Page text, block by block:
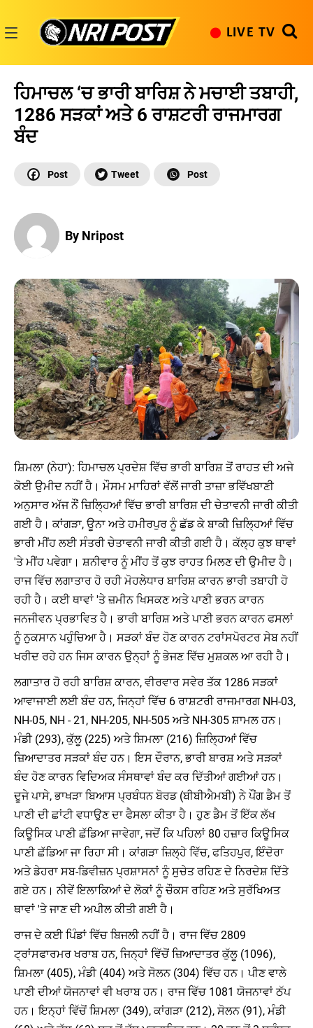
content
LIVE TV
ਹਿਮਾਚਲ ‘ਚ ਭਾਰੀ ਬਾਰਿਸ਼ ਨੇ ਮਚਾਈ ਤਬਾਹੀ,
1286 ਸੜਕਾਂ ਅਤੇ 6 ਰਾਸ਼ਟਰੀ ਰਾਜਮਾਰਗ
ਬੰਦ
By Nripost
ਸ਼ਿਮਲਾ (ਨੇਹਾ): ਹਿਮਾਚਲ ਪ੍ਰਦੇਸ਼ ਵਿੱਚ ਭਾਰੀ ਬਾਰਿਸ਼ ਤੋਂ ਰਾਹਤ ਦੀ ਅਜੇ
ਕੋਈ ਉਮੀਦ ਨਹੀਂ ਹੈ। ਮੌਸਮ ਮਾਹਿਰਾਂ ਵੱਲੋਂ ਜਾਰੀ ਤਾਜ਼ਾ ਭਵਿੱਖਬਾਣੀ
ਅਨੁਸਾਰ ਅੱਜ ਨੌਂ ਜ਼ਿਲ੍ਹਿਆਂ ਵਿੱਚ ਭਾਰੀ ਬਾਰਿਸ਼ ਦੀ ਚੇਤਾਵਨੀ ਜਾਰੀ ਕੀਤੀ
ਗਈ ਹੈ। ਕਾਂਗੜਾ, ਊਨਾ ਅਤੇ ਹਮੀਰਪੁਰ ਨੂੰ ਛੱਡ ਕੇ ਬਾਕੀ ਜ਼ਿਲ੍ਹਿਆਂ ਵਿੱਚ
ਭਾਰੀ ਮੀਂਹ ਲਈ ਸੰਤਰੀ ਚੇਤਾਵਨੀ ਜਾਰੀ ਕੀਤੀ ਗਈ ਹੈ। ਕੱਲ੍ਹ ਕੁਝ ਥਾਵਾਂ
'ਤੇ ਮੀਂਹ ਪਵੇਗਾ। ਸ਼ਨੀਵਾਰ ਨੂੰ ਮੀਂਹ ਤੋਂ ਕੁਝ ਰਾਹਤ ਮਿਲਣ ਦੀ ਉਮੀਦ ਹੈ।
ਰਾਜ ਵਿੱਚ ਲਗਾਤਾਰ ਹੋ ਰਹੀ ਮੋਹਲੇਧਾਰ ਬਾਰਿਸ਼ ਕਾਰਨ ਭਾਰੀ ਤਬਾਹੀ ਹੋ
ਰਹੀ ਹੈ। ਕਈ ਥਾਵਾਂ 'ਤੇ ਜ਼ਮੀਨ ਖਿਸਕਣ ਅਤੇ ਪਾਣੀ ਭਰਨ ਕਾਰਨ
ਜਨਜੀਵਨ ਪ੍ਰਭਾਵਿਤ ਹੈ। ਭਾਰੀ ਬਾਰਿਸ਼ ਅਤੇ ਪਾਣੀ ਭਰਨ ਕਾਰਨ ਫਸਲਾਂ
ਨੂੰ ਨੁਕਸਾਨ ਪਹੁੰਚਿਆ ਹੈ। ਸੜਕਾਂ ਬੰਦ ਹੋਣ ਕਾਰਨ ਟਰਾਂਸਪੋਰਟਰ ਸੇਬ ਨਹੀਂ
ਖਰੀਦ ਰਹੇ ਹਨ ਜਿਸ ਕਾਰਨ ਉਨ੍ਹਾਂ ਨੂੰ ਭੇਜਣ ਵਿੱਚ ਮੁਸ਼ਕਲ ਆ ਰਹੀ ਹੈ।
ਲਗਾਤਾਰ ਹੋ ਰਹੀ ਬਾਰਿਸ਼ ਕਾਰਨ, ਵੀਰਵਾਰ ਸਵੇਰ ਤੱਕ 1286 ਸੜਕਾਂ
ਆਵਾਜਾਈ ਲਈ ਬੰਦ ਹਨ, ਜਿਨ੍ਹਾਂ ਵਿੱਚ 6 ਰਾਸ਼ਟਰੀ ਰਾਜਮਾਰਗ NH-03,
NH-05, NH - 21, NH-205, NH-505 ਅਤੇ NH-305 ਸ਼ਾਮਲ ਹਨ।
ਮੰਡੀ (293), ਕੁੱਲੂ (225) ਅਤੇ ਸ਼ਿਮਲਾ (216) ਜ਼ਿਲ੍ਹਿਆਂ ਵਿੱਚ
ਜ਼ਿਆਦਾਤਰ ਸੜਕਾਂ ਬੰਦ ਹਨ। ਇਸ ਦੌਰਾਨ, ਭਾਰੀ ਬਾਰਸ਼ ਅਤੇ ਸੜਕਾਂ
ਬੰਦ ਹੋਣ ਕਾਰਨ ਵਿਦਿਅਕ ਸੰਸਥਾਵਾਂ ਬੰਦ ਕਰ ਦਿੱਤੀਆਂ ਗਈਆਂ ਹਨ।
ਦੂਜੇ ਪਾਸੇ, ਭਾਖੜਾ ਬਿਆਸ ਪ੍ਰਬੰਧਨ ਬੋਰਡ (ਬੀਬੀਐਮਬੀ) ਨੇ ਪੌਂਗ ਡੈਮ ਤੋਂ
ਪਾਣੀ ਦੀ ਛਾਂਟੀ ਵਧਾਉਣ ਦਾ ਫੈਸਲਾ ਕੀਤਾ ਹੈ। ਹੁਣ ਡੈਮ ਤੋਂ ਇੱਕ ਲੱਖ
ਕਿਊਸਿਕ ਪਾਣੀ ਛੱਡਿਆ ਜਾਵੇਗਾ, ਜਦੋਂ ਕਿ ਪਹਿਲਾਂ 80 ਹਜ਼ਾਰ ਕਿਊਸਿਕ
ਪਾਣੀ ਛੱਡਿਆ ਜਾ ਰਿਹਾ ਸੀ। ਕਾਂਗੜਾ ਜ਼ਿਲ੍ਹੇ ਵਿੱਚ, ਫਤਿਹਪੁਰ, ਇੰਦੋਰਾ
ਅਤੇ ਡੇਹਰਾ ਸਬ-ਡਿਵੀਜ਼ਨ ਪ੍ਰਸ਼ਾਸਨਾਂ ਨੂੰ ਸੁਚੇਤ ਰਹਿਣ ਦੇ ਨਿਰਦੇਸ਼ ਦਿੱਤੇ
ਗਏ ਹਨ। ਨੀਵੇਂ ਇਲਾਕਿਆਂ ਦੇ ਲੋਕਾਂ ਨੂੰ ਚੌਕਸ ਰਹਿਣ ਅਤੇ ਸੁਰੱਖਿਅਤ
ਥਾਵਾਂ 'ਤੇ ਜਾਣ ਦੀ ਅਪੀਲ ਕੀਤੀ ਗਈ ਹੈ।
ਰਾਜ ਦੇ ਕਈ ਪਿੰਡਾਂ ਵਿੱਚ ਬਿਜਲੀ ਨਹੀਂ ਹੈ। ਰਾਜ ਵਿੱਚ 2809
ਟ੍ਰਾਂਸਫਾਰਮਰ ਖਰਾਬ ਹਨ, ਜਿਨ੍ਹਾਂ ਵਿੱਚੋਂ ਜ਼ਿਆਦਾਤਰ ਕੁੱਲੂ (1096),
ਸ਼ਿਮਲਾ (405), ਮੰਡੀ (404) ਅਤੇ ਸੋਲਨ (304) ਵਿੱਚ ਹਨ। ਪੀਣ ਵਾਲੇ
ਪਾਣੀ ਦੀਆਂ ਯੋਜਨਾਵਾਂ ਵੀ ਖਰਾਬ ਹਨ। ਰਾਜ ਵਿੱਚ 1081 ਯੋਜਨਾਵਾਂ ਠੱਪ
ਹਨ। ਇਨ੍ਹਾਂ ਵਿੱਚੋਂ ਸ਼ਿਮਲਾ (349), ਕਾਂਗੜਾ (212), ਸੋਲਨ (91), ਮੰਡੀ